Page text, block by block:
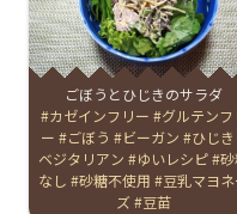
ごぼうとひじきのサラダ
Tags:
カゼインフリー
グルテンフ
ー
ごぼう ビーガン
ひじき
ベジタリアン
ゆいレシピ
なし
砂糖不使用
豆乳マヨ
ズ
豆苗